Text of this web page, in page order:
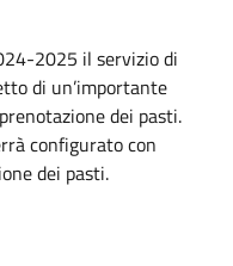
2025 il servizio di
di un’importante
dei pasti.
configurato con
dei pasti.